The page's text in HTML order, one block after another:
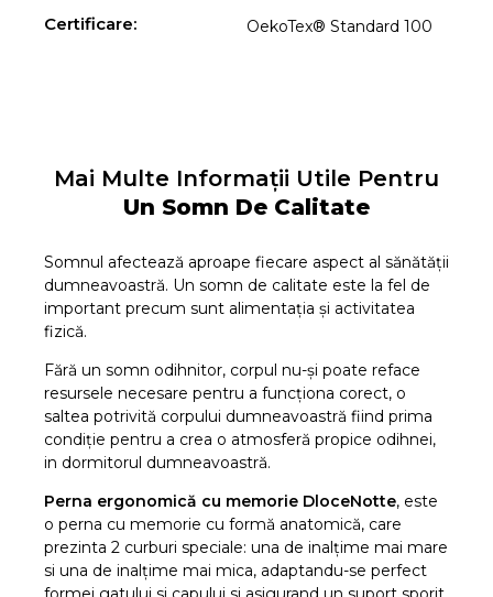
Certificare: OekoTex® Standard 100
Mai Multe Informații Utile Pentru
Un Somn De Calitate
Somnul afectează aproape fiecare aspect al sănătății
dumneavoastră. Un somn de calitate este la fel de
important precum sunt alimentația și activitatea
fizică.
Fără un somn odihnitor, corpul nu-și poate reface
resursele necesare pentru a funcționa corect, o
saltea potrivită corpului dumneavoastră fiind prima
condiție pentru a crea o atmosferă propice odihnei,
in dormitorul dumneavoastră.
Perna ergonomică cu memorie DloceNotte, este
o perna cu memorie cu formă anatomică, care
prezinta 2 curburi speciale: una de inalțime mai mare
si una de inalțime mai mica, adaptandu-se perfect